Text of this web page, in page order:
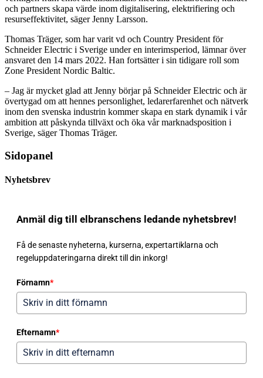
och partners skapa värde inom digitalisering, elektrifiering och
resurseffektivitet, säger Jenny Larsson.
Thomas Träger, som har varit vd och Country President för
Schneider Electric i Sverige under en interimsperiod, lämnar över
ansvaret den 14 mars 2022. Han fortsätter i sin tidigare roll som
Zone President Nordic Baltic.
– Jag är mycket glad att Jenny börjar på Schneider Electric och är
övertygad om att hennes personlighet, ledarerfarenhet och nätverk
inom den svenska industrin kommer skapa en stark dynamik i vår
ambition att påskynda tillväxt och öka vår marknadsposition i
Sverige, säger Thomas Träger.
Sidopanel
Nyhetsbrev
Anmäl dig till elbranschens ledande nyhetsbrev!
Få de senaste nyheterna, kurserna, expertartiklarna och
regeluppdateringarna direkt till din inkorg!
Förnamn*
Efternamn*